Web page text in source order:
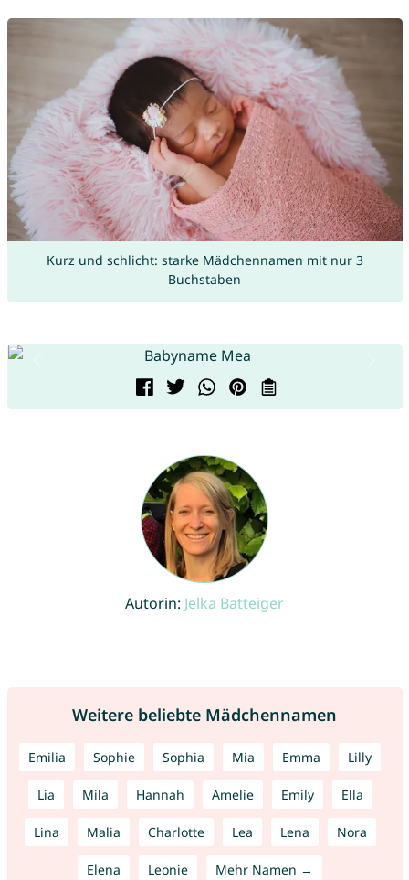
Kurz und schlicht: starke Mädchennamen mit nur 3
Buchstaben
Autorin: Jelka Batteiger
Weitere beliebte Mädchennamen
Emilia Sophie Sophia Mia Emma Lilly
Lia Mila Hannah Amelie Emily Ella
Lina Malia Charlotte Lea Lena Nora
Elena Leonie Mehr Namen →